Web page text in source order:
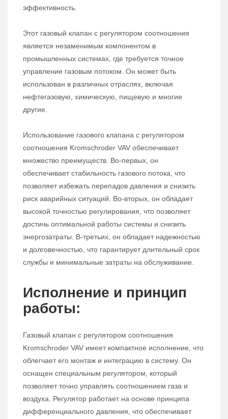
эффективность.
Этот газовый клапан с регулятором соотношения
является незаменимым компонентом в
промышленных системах, где требуется точное
управление газовым потоком. Он может быть
использован в различных отраслях, включая
нефтегазовую, химическую, пищевую и многие
другие.
Использование газового клапана с регулятором
соотношения Kromschroder VAV обеспечивает
множество преимуществ. Во-первых, он
обеспечивает стабильность газового потока, что
позволяет избежать перепадов давления и снизить
риск аварийных ситуаций. Во-вторых, он обладает
высокой точностью регулирования, что позволяет
достичь оптимальной работы системы и снизить
энергозатраты. В-третьих, он обладает надежностью
и долговечностью, что гарантирует длительный срок
службы и минимальные затраты на обслуживание.
Исполнение и принцип
работы:
Газовый клапан с регулятором соотношения
Kromschroder VAV имеет компактное исполнение, что
облегчает его монтаж и интеграцию в систему. Он
оснащен специальным регулятором, который
позволяет точно управлять соотношением газа и
воздуха. Регулятор работает на основе принципа
дифференциального давления, что обеспечивает